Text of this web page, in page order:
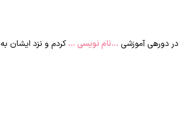
در دورهی آموزشی …نام نویسی …کردم و نزد ایشان به